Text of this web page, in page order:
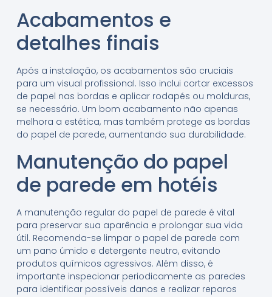
Acabamentos e
detalhes finais
Após a instalação, os acabamentos são cruciais
para um visual profissional. Isso inclui cortar excessos
de papel nas bordas e aplicar rodapés ou molduras,
se necessário. Um bom acabamento não apenas
melhora a estética, mas também protege as bordas
do papel de parede, aumentando sua durabilidade.
Manutenção do papel
de parede em hotéis
A manutenção regular do papel de parede é vital
para preservar sua aparência e prolongar sua vida
útil. Recomenda-se limpar o papel de parede com
um pano úmido e detergente neutro, evitando
produtos químicos agressivos. Além disso, é
importante inspecionar periodicamente as paredes
para identificar possíveis danos e realizar reparos